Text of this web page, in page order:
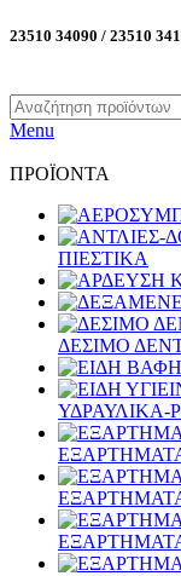
23510 34090 / 23510
Menu
ΠΡΟΪΟΝΤΑ
ΠΙΕΣΤΙΚΑ
ΔΕΣΙΜΟ
ΥΔΡΑΥΛΙΚΑ-
ΕΞΑΡΤΗΜΑΤΑ